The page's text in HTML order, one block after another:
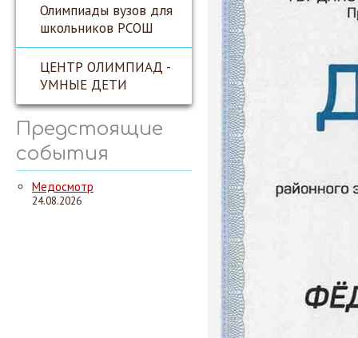
Олимпиады вузов для
школьников РСОШ
ЦЕНТР ОЛИМПИАД -
УМНЫЕ ДЕТИ
Предстоящие
события
Медосмотр
24.08.2026